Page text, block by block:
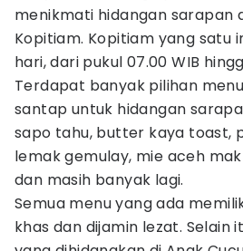
menikmati hidangan sarapan
Kopitiam. Kopitiam yang satu
hari, dari pukul 07.00 WIB
Terdapat banyak pilihan
santap untuk hidangan
sapo tahu, butter kaya toast,
lemak gemulay, mie aceh
dan masih banyak lagi.
Semua menu yang ada
khas dan dijamin lezat. Selain